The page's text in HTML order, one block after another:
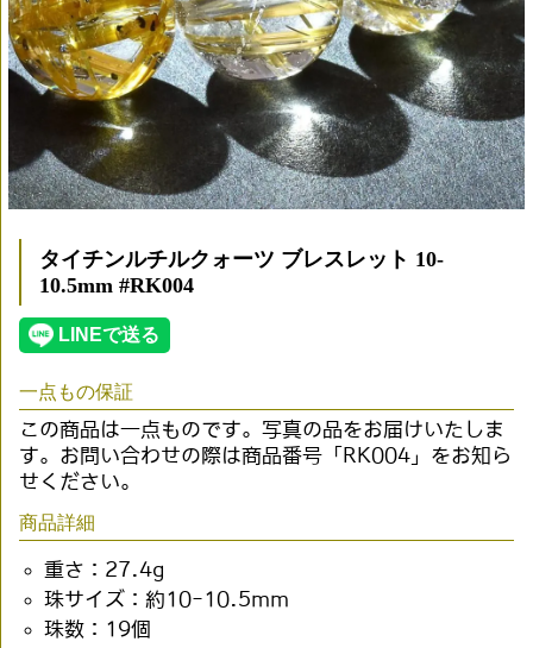
タイチンルチルクォーツ ブレスレット 10-
10.5mm #RK004
一点もの保証
この商品は一点ものです。写真の品をお届けいたしま
す。お問い合わせの際は商品番号「RK004」をお知ら
せください。
商品詳細
重さ：27.4g
珠サイズ：約10-10.5mm
珠数：19個